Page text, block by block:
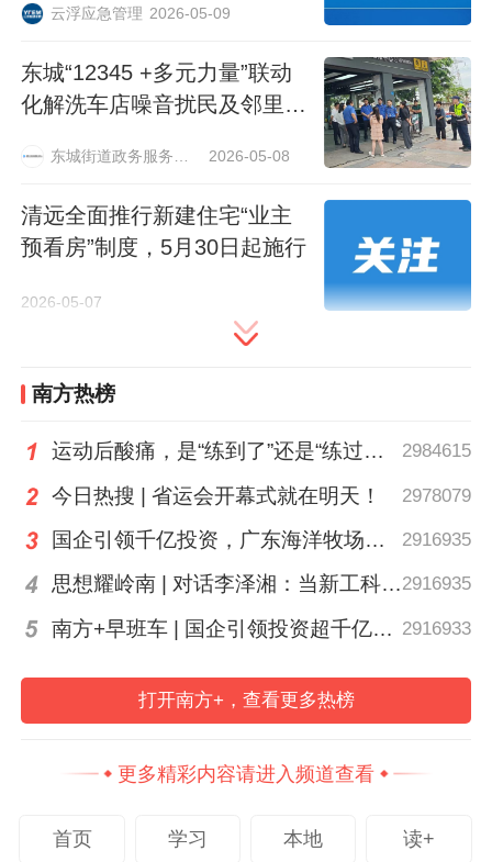
合、分类疑问等常见问题，工作人员现场进
云浮应急管理 2026-05-09
东城“12345 +多元力量”联动
化解洗车店噪音扰民及邻里纠
2026-05-08
清远全面推行新建住宅“业主
预看房”制度，5月30日起施行
2026-05-07
南方热榜
运动后酸痛，是“练到了”还是“练过了”？ 2984615
今日热搜 | 省运会开幕式就在明天！ 2978079
国企引领千亿投资，广东海洋牧场这场会议信息量很大 2916935
思想耀岭南 | 对话李泽湘：当新工科教育遇上大湾区超级供应链2916935
南方+早班车 | 国企引领投资超千亿！广东现代化海洋牧场建设提速 2916933
打开南方+，查看更多热榜
更多精彩内容请进入频道查看
首页 学习 本地 读+